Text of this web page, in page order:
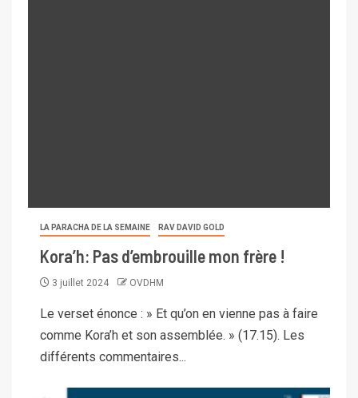
LA PARACHA DE LA SEMAINE RAV DAVID GOLD
Kora’h: Pas d’embrouille mon frère !
3 juillet 2024 OVDHM
Le verset énonce : » Et qu’on en vienne pas à faire
comme Kora’h et son assemblée. » (17.15). Les
différents commentaires...